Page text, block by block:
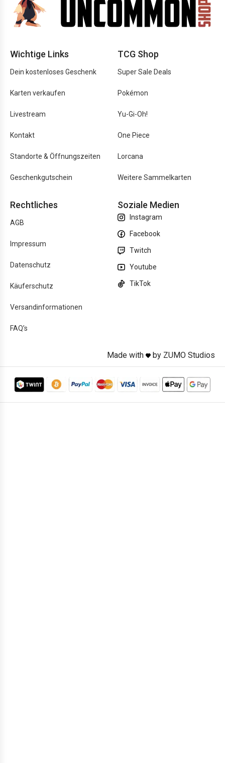
Wichtige Links
Dein kostenloses Geschenk
Karten verkaufen
Livestream
Kontakt
Standorte & Öffnungszeiten
Geschenkgutschein
TCG Shop
Super Sale Deals
Pokémon
Yu-Gi-Oh!
One Piece
Lorcana
Weitere Sammelkarten
Rechtliches
AGB
Impressum
Datenschutz
Käuferschutz
Versandinformationen
FAQ’s
Soziale Medien
Instagram
Facebook
Twitch
Youtube
TikTok
Made with by ZUMO Studios